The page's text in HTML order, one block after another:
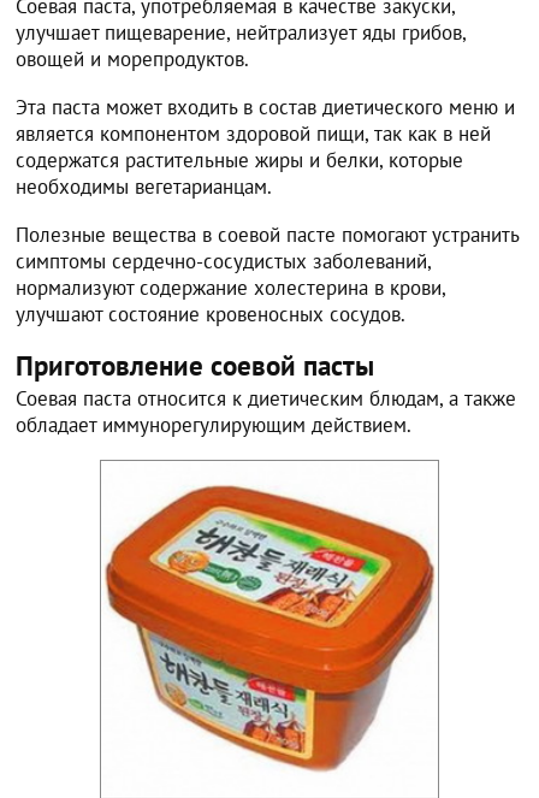
Соевая паста, употребляемая в качестве закуски,
улучшает пищеварение, нейтрализует яды грибов,
овощей и морепродуктов.
Эта паста может входить в состав диетического меню и
является компонентом здоровой пищи, так как в ней
содержатся растительные жиры и белки, которые
необходимы вегетарианцам.
Полезные вещества в соевой пасте помогают устранить
симптомы сердечно-сосудистых заболеваний,
нормализуют содержание холестерина в крови,
улучшают состояние кровеносных сосудов.
Приготовление соевой пасты
Соевая паста относится к диетическим блюдам, а также
обладает иммунорегулирующим действием.